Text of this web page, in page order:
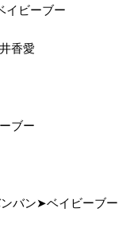
イビーブー
香愛
ブー
バン➤ベイビーブー